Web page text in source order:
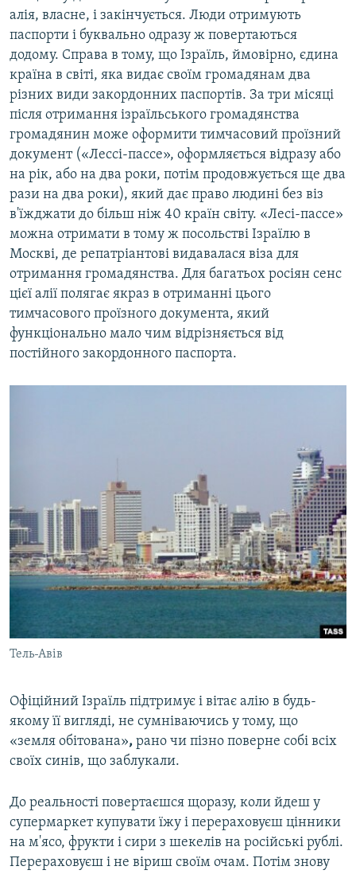
алія, власне, і закінчується. Люди отримують
паспорти і буквально одразу ж повертаються
додому. Справа в тому, що Ізраїль, ймовірно, єдина
країна в світі, яка видає своїм громадянам два
різних види закордонних паспортів. За три місяці
після отримання ізраїльського громадянства
громадянин може оформити тимчасовий проїзний
документ («Лессі-пассе», оформляється відразу або
на рік, або на два роки, потім продовжується ще два
рази на два роки), який дає право людині без віз
в'їжджати до більш ніж 40 країн світу. «Лесі-пассе»
можна отримати в тому ж посольстві Ізраїлю в
Москві, де репатріантові видавалася віза для
отримання громадянства. Для багатьох росіян сенс
цієї алії полягає якраз в отриманні цього
тимчасового проїзного документа, який
функціонально мало чим відрізняється від
постійного закордонного паспорта.
Тель-Авів
Офіційний Ізраїль підтримує і вітає алію в будь-
якому її вигляді, не сумніваючись у тому, що
«земля обітована», рано чи пізно поверне собі всіх
своїх синів, що заблукали.
До реальності повертаєшся щоразу, коли йдеш у
супермаркет купувати їжу і перераховуєш цінники
на м'ясо, фрукти і сири з шекелів на російські рублі.
Перераховуєш і не віриш своїм очам. Потім знову